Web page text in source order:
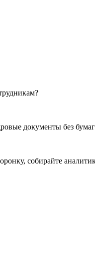
документы без
собирайте